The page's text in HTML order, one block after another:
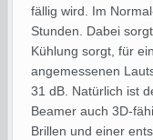
fällig wird. Im
Stunden. Dabei
Kühlung sorgt, für
angemessenen
31 dB. Natürlich ist
Beamer auch 3D-
Brillen und einer